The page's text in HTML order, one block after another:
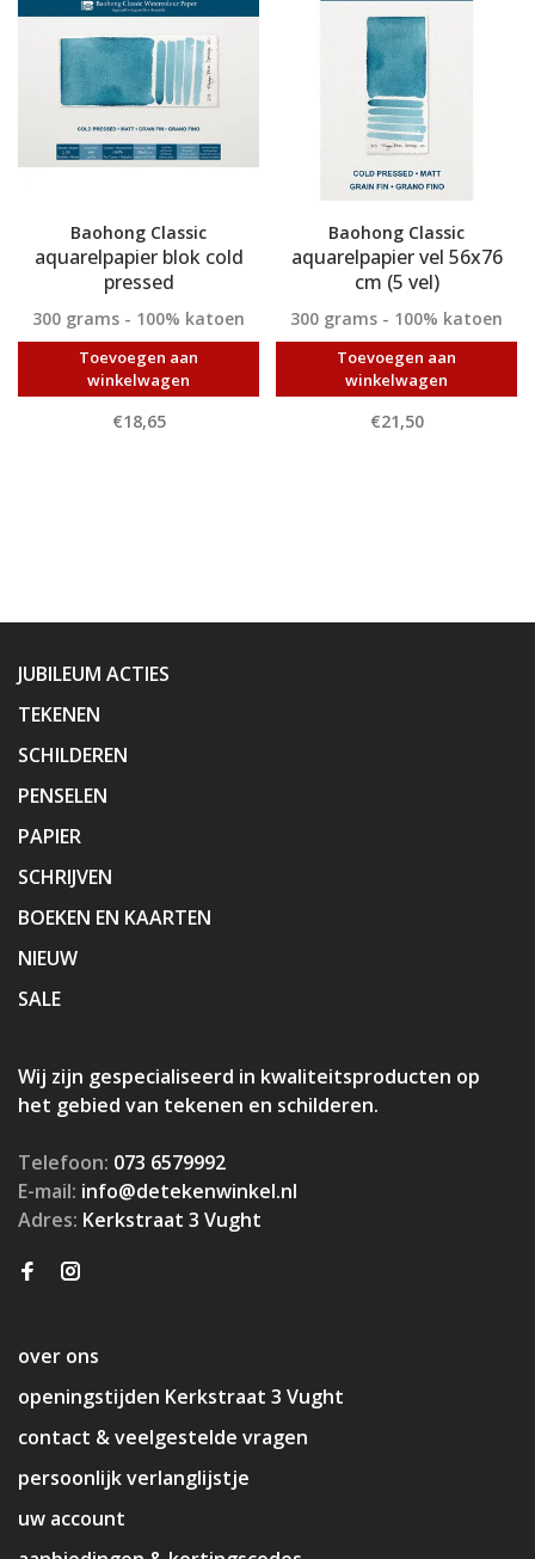
Baohong Classic
aquarelpapier blok cold
pressed
300 grams - 100% katoen
Toevoegen aan
winkelwagen
€18,65
Baohong Classic
aquarelpapier vel 56x76
cm (5 vel)
300 grams - 100% katoen
Toevoegen aan
winkelwagen
€21,50
JUBILEUM ACTIES
TEKENEN
SCHILDEREN
PENSELEN
PAPIER
SCHRIJVEN
BOEKEN EN KAARTEN
NIEUW
SALE
Wij zijn gespecialiseerd in kwaliteitsproducten op
het gebied van tekenen en schilderen.
Telefoon: 073 6579992
E-mail: info@detekenwinkel.nl
Adres: Kerkstraat 3 Vught
over ons
openingstijden Kerkstraat 3 Vught
contact & veelgestelde vragen
persoonlijk verlanglijstje
uw account